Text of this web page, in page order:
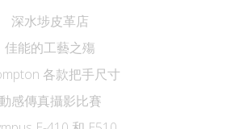
深水埗皮革店
佳能的工藝之殤
各款把手尺寸
動感傳真攝影比賽